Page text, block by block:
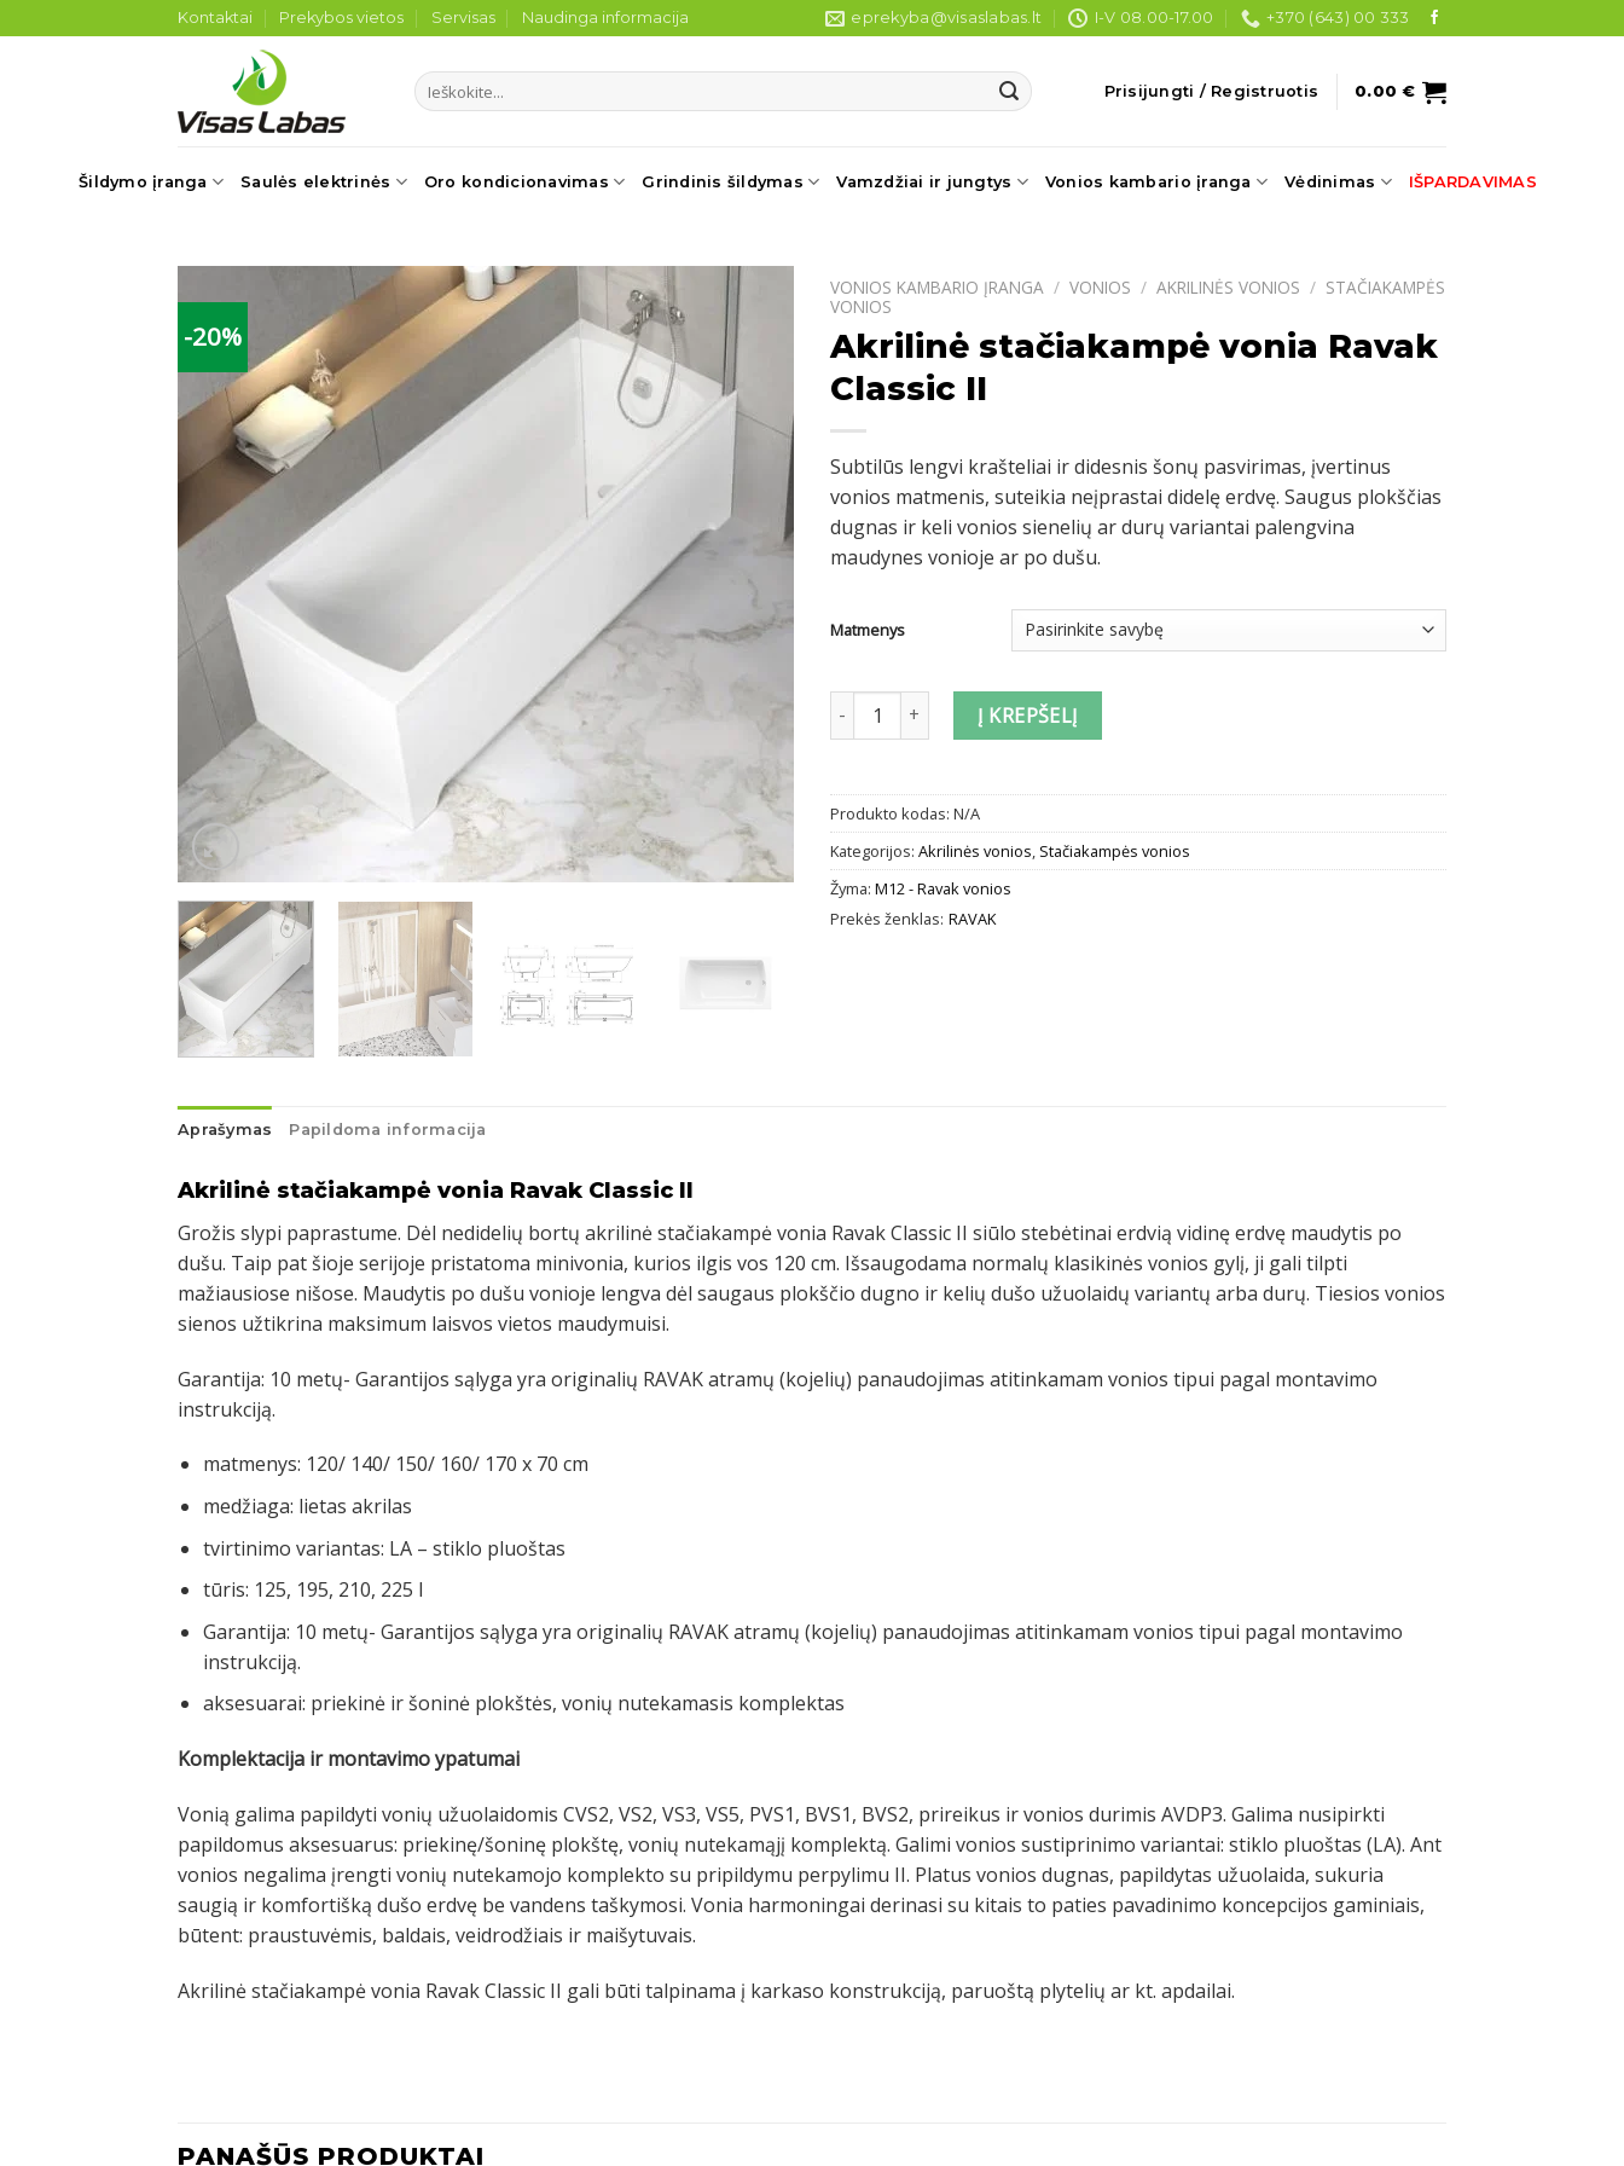
to
Kontaktai Prekybos vietos Servisas Naudinga informacija eprekyba@visaslabas.lt I-V 08.00-17.00 +370 (643) 00 333
Ieškoti: Prisijungti / Registruotis 0.00€
Šildymo įranga Saulės elektrinės Oro kondicionavimas Grindinis šildymas Vamzdžiai ir jungtys Vonios kambario įranga Vėdinimas IŠPARDAVIMAS
-20%
VONIOS KAMBARIO ĮRANGA / VONIOS / AKRILINĖS VONIOS / STAČIAKAMPĖS
VONIOS
Akrilinė stačiakampė vonia Ravak
Classic II
Subtilūs lengvi krašteliai ir didesnis šonų pasvirimas, įvertinus
vonios matmenis, suteikia neįprastai didelę erdvę. Saugus plokščias
dugnas ir keli vonios sienelių ar durų variantai palengvina
maudynes vonioje ar po dušu.
Matmenys
produkto kiekis: Akrilinė stačiakampė vonia Ravak Classic II
Į KREPŠELĮ
Produkto kodas: N/A
Kategorijos: Akrilinės vonios Stačiakampės vonios
Žyma: M12 - Ravak vonios
Prekės ženklas: RAVAK
Aprašymas Papildoma informacija
Akrilinė stačiakampė vonia Ravak Classic II
Grožis slypi paprastume. Dėl nedidelių bortų akrilinė stačiakampė vonia Ravak Classic II siūlo stebėtinai erdvią vidinę erdvę maudytis po
dušu. Taip pat šioje serijoje pristatoma minivonia, kurios ilgis vos 120 cm. Išsaugodama normalų klasikinės vonios gylį, ji gali tilpti
mažiausiose nišose. Maudytis po dušu vonioje lengva dėl saugaus plokščio dugno ir kelių dušo užuolaidų variantų arba durų. Tiesios vonios
sienos užtikrina maksimum laisvos vietos maudymuisi.
Garantija: 10 metų- Garantijos sąlyga yra originalių RAVAK atramų (kojelių) panaudojimas atitinkamam vonios tipui pagal montavimo
instrukciją.
matmenys: 120/ 140/ 150/ 160/ 170 x 70 cm
medžiaga: lietas akrilas
tvirtinimo variantas: LA – stiklo pluoštas
tūris: 125, 195, 210, 225 l
Garantija: 10 metų- Garantijos sąlyga yra originalių RAVAK atramų (kojelių) panaudojimas atitinkamam vonios tipui pagal montavimo
instrukciją.
aksesuarai: priekinė ir šoninė plokštės, vonių nutekamasis komplektas
Komplektacija ir montavimo ypatumai
Vonią galima papildyti vonių užuolaidomis CVS2, VS2, VS3, VS5, PVS1, BVS1, BVS2, prireikus ir vonios durimis AVDP3. Galima nusipirkti
papildomus aksesuarus: priekinę/šoninę plokštę, vonių nutekamąjį komplektą. Galimi vonios sustiprinimo variantai: stiklo pluoštas (LA). Ant
vonios negalima įrengti vonių nutekamojo komplekto su pripildymu perpylimu II. Platus vonios dugnas, papildytas užuolaida, sukuria
saugią ir komfortišką dušo erdvę be vandens taškymosi. Vonia harmoningai derinasi su kitais to paties pavadinimo koncepcijos gaminiais,
būtent: praustuvėmis, baldais, veidrodžiais ir maišytuvais.
Akrilinė stačiakampė vonia Ravak Classic II gali būti talpinama į karkaso konstrukciją, paruoštą plytelių ar kt. apdailai.
PANAŠŪS PRODUKTAI